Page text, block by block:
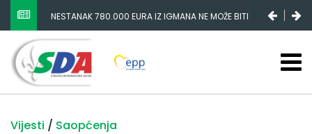
NESTANAK 780.000 EURA IZ IGMANA NE MOŽE BITI
SLUČAJNI PREVID, ODGOVORNOST MORAJU SNOSITI
VLADA FBIH I NJENI KADROVI
Vijesti / Saopćenja